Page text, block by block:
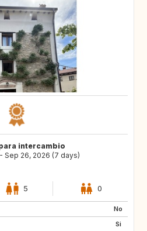
intercambio
Sep 26, 2026 (7 days)
5 0
No
Si